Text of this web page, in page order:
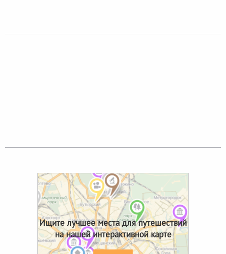
Ищите лучшее места для путешествий
на нашей интерактивной карте